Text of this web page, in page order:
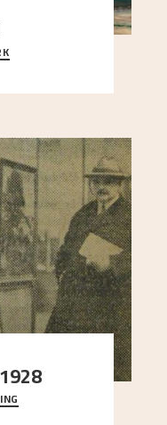
og står i
ute
Moritz
initiativ til å